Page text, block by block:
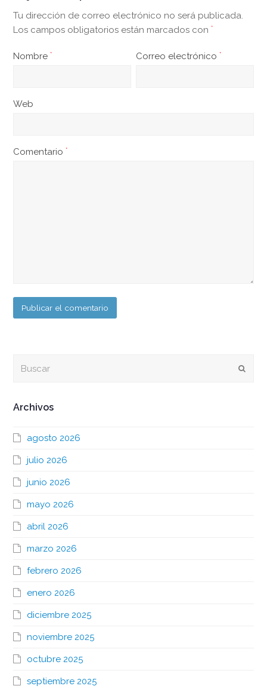
Tu dirección de correo electrónico no será publicada.
Los campos obligatorios están marcados con *
Nombre * Correo electrónico *
Web
Comentario *
Archivos
agosto 2026
julio 2026
junio 2026
mayo 2026
abril 2026
marzo 2026
febrero 2026
enero 2026
diciembre 2025
noviembre 2025
octubre 2025
septiembre 2025